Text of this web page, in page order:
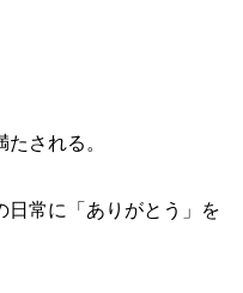
される。
日常に「ありがとう」を